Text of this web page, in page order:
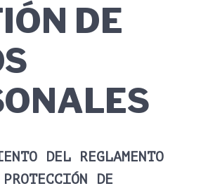
DE
DEL REGLAMENTO
DE